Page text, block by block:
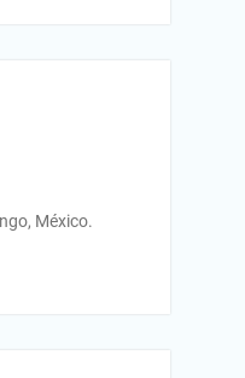
México.